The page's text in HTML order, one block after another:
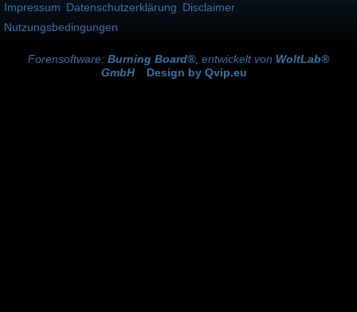
Impressum Datenschutzerklärung Disclaimer
Nutzungsbedingungen
Forensoftware: Burning Board®, entwickelt von WoltLab®
GmbH